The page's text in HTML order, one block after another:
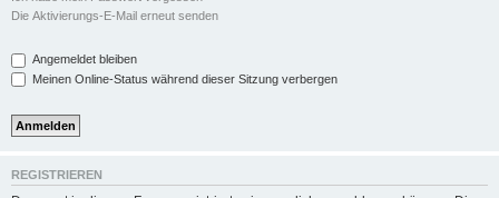
Die Aktivierungs-E-Mail erneut senden
Angemeldet bleiben
Meinen Online-Status während dieser Sitzung verbergen
REGISTRIEREN